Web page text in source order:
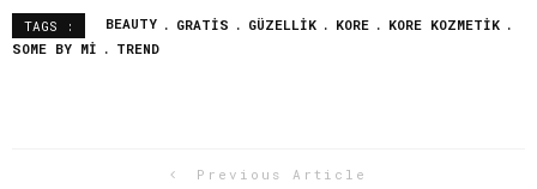
TAGS : BEAUTY GRATIS GÜZELLIK KORE
KORE KOZMETIK
SOME BY MI
TREND
Previous Article